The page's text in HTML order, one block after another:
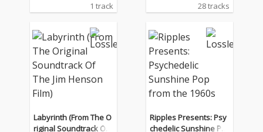
1 track 28 tracks
Labyrinth (From The O
riginal Soundtrack Of
Ripples Presents: Psy
chedelic Sunshine Po